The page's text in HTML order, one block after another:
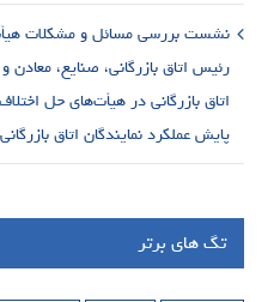
نشست بررسی مسائل و مشکلات
رئیس اتاق بازرگانی، صنایع، معادن
اتاق بازرگانی در هیأت‌های حل
پایش عملکرد نمایندگان اتاق بازرگانی
تگ های برتر